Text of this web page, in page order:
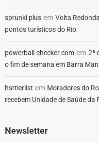
sprunki plus em Volta
pontos turísticos do Rio
powerball-checker.com em 2ª
o fim de semana em Barra
hsrtierlist em Moradores do
recebem Unidade de Saúde da
Newsletter